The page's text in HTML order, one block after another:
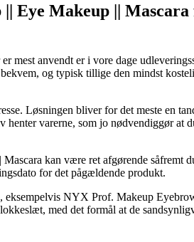
Eye Makeup ||
mest anvendt er i vore dage
og typisk tillige den mindst
Løsningen bliver for det meste en
varerne, som jo nødvendiggør at
kan være ret afgørende såfremt
for det pågældende produkt.
eksempelvis NYX Prof. Makeup
med det formål at de